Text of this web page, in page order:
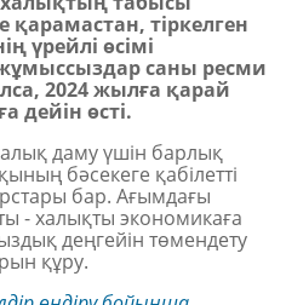
қарамастан, тіркелген
үрейлі өсімі
саны ресми
2024 жылға қарай
дейін өсті.
даму үшін барлық
бәсекеге қабілетті
бар. Ағымдағы
- халықты экономикаға
деңгейін төмендету
құру.